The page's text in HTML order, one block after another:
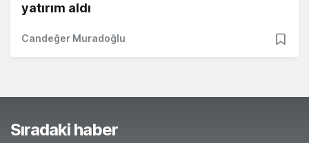
yatırım aldı
Candeğer Muradoğlu
Sıradaki haber